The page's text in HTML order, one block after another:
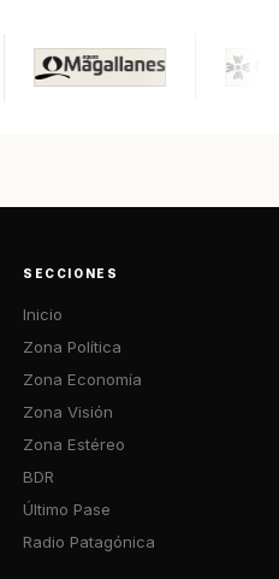
SECCIONES
Inicio
Zona Política
Zona Economía
Zona Visión
Zona Estéreo
BDR
Último Pase
Radio Patagónica